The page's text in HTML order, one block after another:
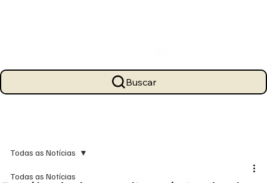
Buscar
Todas as Notícias
Todas as Notícias